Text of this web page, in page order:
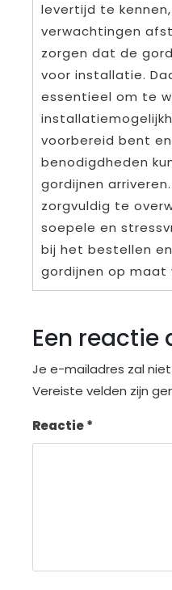
levertijd te
verwachtingen
zorgen dat de
voor installatie.
essentieel om te
voorbereid bent
benodigdheden
gordijnen
zorgvuldig te
soepele en
bij het bestellen
gordijnen op maat
Een
Je e-mailadres zal
Vereiste velden zijn
Reactie*